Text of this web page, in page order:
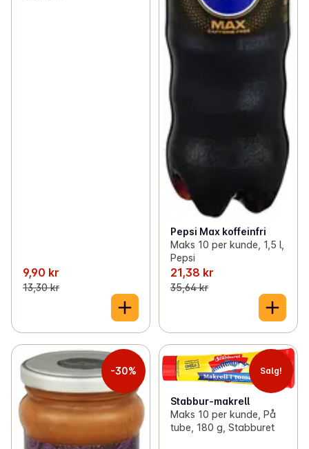
9,90 kr
13,30 kr
Pepsi Max koffeinfri
Maks 10 per kunde, 1,5 l,
Pepsi
21,38 kr
35,64 kr
-30% Salg!
Stabbur-makrell
Maks 10 per kunde, På
tube, 180 g, Stabburet